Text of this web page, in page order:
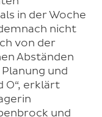
in der Woche
nicht
von der
Abständen
und
O“, erklärt
und